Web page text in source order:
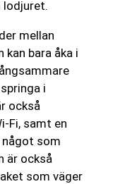
lodjuret.
mellan
bara åka i
i
också
Fi, samt en
något som
är också
som väger